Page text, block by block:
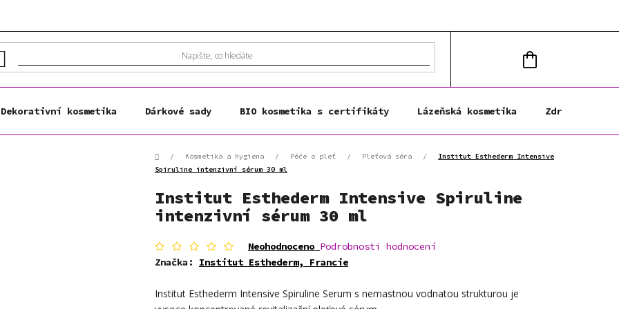
KOŠÍK
Dekorativní kosmetika Dárkové sady BIO kosmetika s certifikáty Lázeňská kosmetika Zdravá výživa
Domů/ Kosmetika a hygiena / Péče o pleť / Pleťová séra /
Institut Esthederm Intensive
Spiruline intenzivní sérum 30 ml
Institut Esthederm Intensive Spiruline
intenzivní sérum 30 ml
Průměrné
hodnocení
produktu
0,0
z
Neohodnoceno Podrobnosti hodnocení
Značka: Institut Esthederm, Francie
Institut Esthederm Intensive Spiruline Serum s nemastnou vodnatou strukturou je